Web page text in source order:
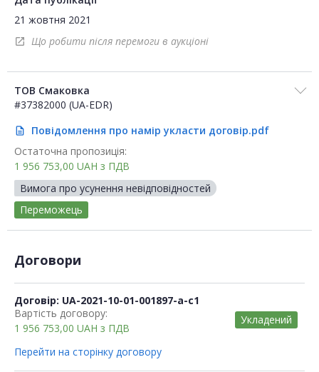
21 жовтня 2021
open_in_new Що робити після перемоги в аукціоні
ТОВ Смаковка
#37382000 (UA-EDR)
description
Повідомлення про намір укласти договір.pdf
Остаточна пропозиція:
1 956 753,00 UAH з ПДВ
Вимога про усунення невідповідностей
Переможець
Договори
Договір: UA-2021-10-01-001897-a-c1
Вартість договору:
1 956 753,00 UAH з ПДВ
Укладений
Перейти на сторінку договору